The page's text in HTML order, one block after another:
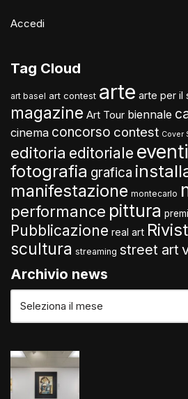
Accedi
Tag Cloud
art basel art contest arte arte per il
magazine Art Tour biennale
cinema concorso contest Cover
editoria editoriale eventi
fotografia grafica
manifestazione montecarlo
performance pittura
Pubblicazione real art
scultura streaming street art
Archivio news